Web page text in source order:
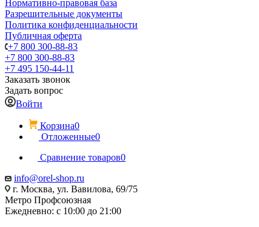
Нормативно-правовая база
Разрешительные документы
Политика конфиденциальности
Публичная оферта
+7 800 300-88-83
+7 800 300-88-83
+7 495 150-44-11
Заказать звонок
Задать вопрос
Войти
Корзина0
Отложенные0
Сравнение товаров0
info@orel-shop.ru
г. Москва, ул. Вавилова, 69/75
Метро Профсоюзная
Ежедневно: с 10:00 до 21:00